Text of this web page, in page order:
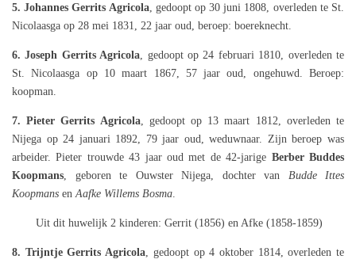
5. Johannes Gerrits Agricola, gedoopt op 30 juni 1808, overleden te St.
Nicolaasga op 28 mei 1831, 22 jaar oud, beroep: boereknecht.
6. Joseph Gerrits Agricola, gedoopt op 24 februari 1810, overleden te
St. Nicolaasga op 10 maart 1867, 57 jaar oud, ongehuwd. Beroep:
koopman.
7. Pieter Gerrits Agricola, gedoopt op 13 maart 1812, overleden te
Nijega op 24 januari 1892, 79 jaar oud, weduwnaar. Zijn beroep was
arbeider. Pieter trouwde 43 jaar oud met de 42-jarige Berber Buddes
Koopmans, geboren te Ouwster Nijega, dochter van
Budde Ittes
Koopmans en Aafke Willems Bosma.
Uit dit huwelijk 2 kinderen: Gerrit (1856) en Afke (1858-1859)
8. Trijntje Gerrits Agricola, gedoopt op 4 oktober 1814, overleden te